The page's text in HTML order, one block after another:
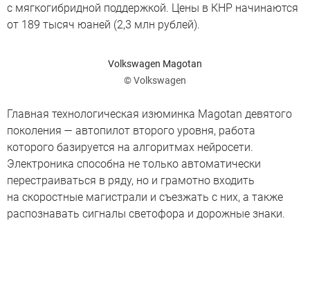
с мягкогибридной поддержкой. Цены в КНР начинаются
от 189 тысяч юаней (2,3 млн рублей).
Volkswagen Magotan
© Volkswagen
Главная технологическая изюминка Magotan девятого
поколения — автопилот второго уровня, работа
которого базируется на алгоритмах нейросети.
Электроника способна не только автоматически
перестраиваться в ряду, но и грамотно входить
на скоростные магистрали и съезжать с них, а также
распознавать сигналы светофора и дорожные знаки.